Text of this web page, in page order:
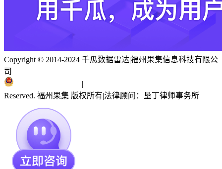
Copyright © 2014-2024 千瓜数据雷达|福州果集信息科技有限公
司
|
Reserved. 福州果集 版权所有|法律顾问：垦丁律师事务所